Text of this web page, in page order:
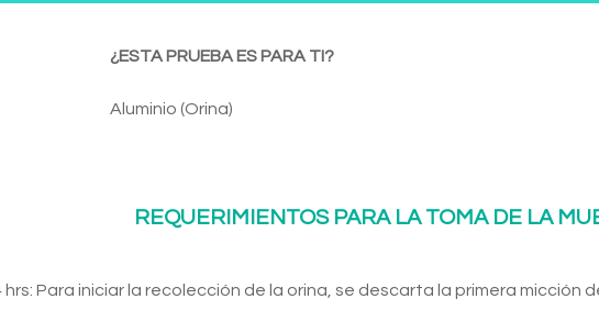
¿ESTA PRUEBA ES PARA TI?
Aluminio (Orina)
REQUERIMIENTOS PARA LA TOMA DE LA
Para iniciar la recolección de la orina, se descarta la primera micción